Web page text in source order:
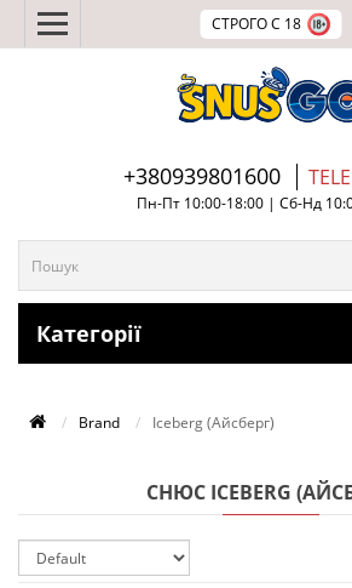
СТРОГО С 18
+380939801600
Пн-Пт 10:00-18:00 | Сб-Нд
Категорії
Brand Iceberg (Айсберг)
СНЮС ICEBERG